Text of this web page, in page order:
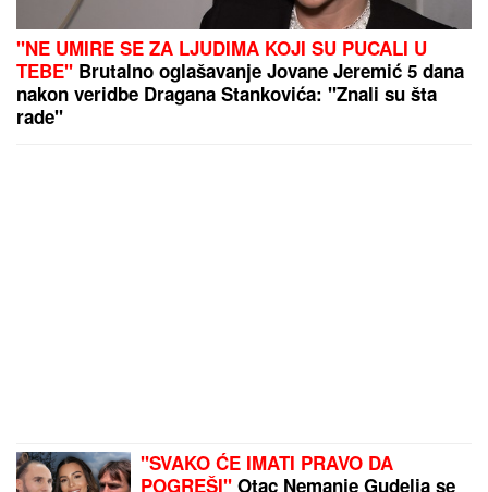
"NE UMIRE SE ZA LJUDIMA KOJI SU PUCALI U
TEBE" Brutalno oglašavanje Jovane Jeremić 5 dana
nakon veridbe Dragana Stankovića: "Znali su šta
rade"
"SVAKO ĆE IMATI PRAVO DA
POGREŠI" Otac Nemanje Gudelja se